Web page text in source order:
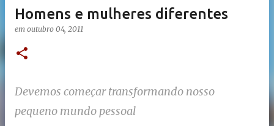
Homens e mulheres diferentes
em outubro 04, 2011
Devemos começar transformando nosso
pequeno mundo pessoal